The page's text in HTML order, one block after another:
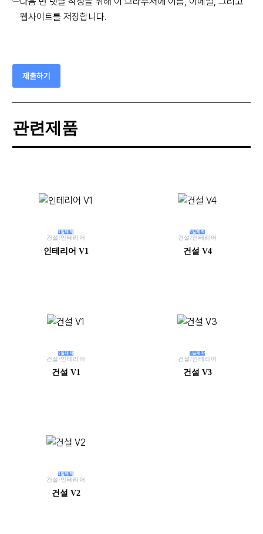
웹사이트를 저장합니다.
제출하기
관련제품
5일제작
건설/인테리어
인테리어 V1
5일제작
건설/인테리어
건설 V4
5일제작
건설/인테리어
건설 V1
5일제작
건설/인테리어
건설 V3
5일제작
건설/인테리어
건설 V2